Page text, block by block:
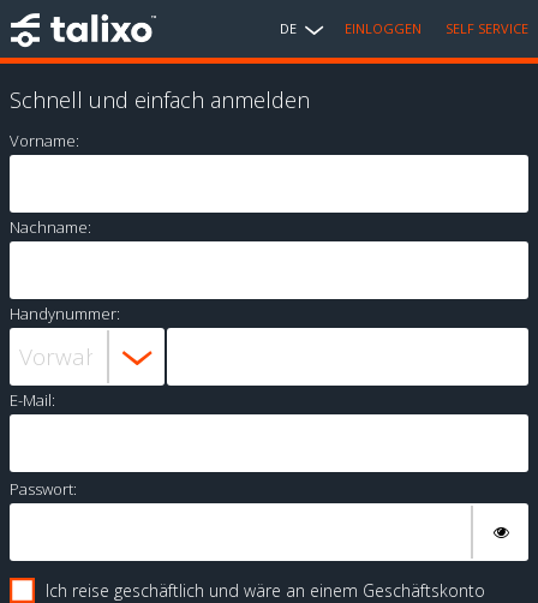
DE EINLOGGEN SELF SERVICE
Schnell und einfach anmelden
Vorname:
Nachname:
Handynummer:
E-Mail:
Passwort:
Ich reise geschäftlich und wäre an einem Geschäftskonto